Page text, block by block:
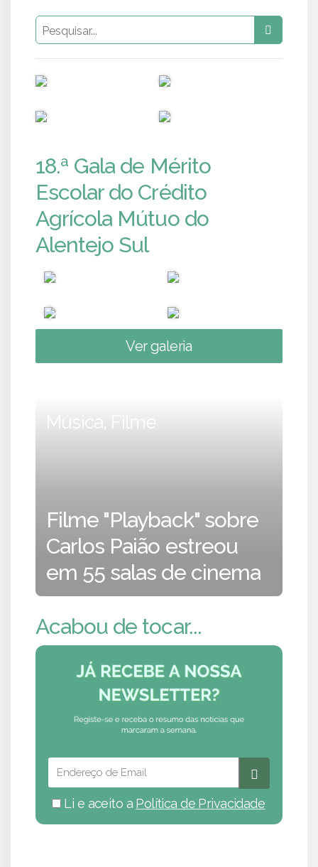
18.ª Gala de Mérito
Escolar do Crédito
Agrícola Mútuo do
Alentejo Sul
Ver galeria
Música, Filme
Filme "Playback" sobre
Carlos Paião estreou
em 55 salas de cinema
Acabou de tocar...
Li e aceito a Política de Privacidade